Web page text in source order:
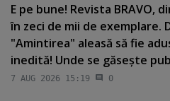
E pe bune! Revista BRAVO,
în zeci de mii de exemplare.
"Amintirea" aleasă să fie
inedită! Unde se găseşte
7 AUG 2026 15:19 0